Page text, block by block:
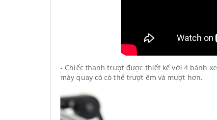
- Chiếc thanh trượt được thiết kế với 4 bánh
máy quay có có thể trượt êm và mượt hơn.